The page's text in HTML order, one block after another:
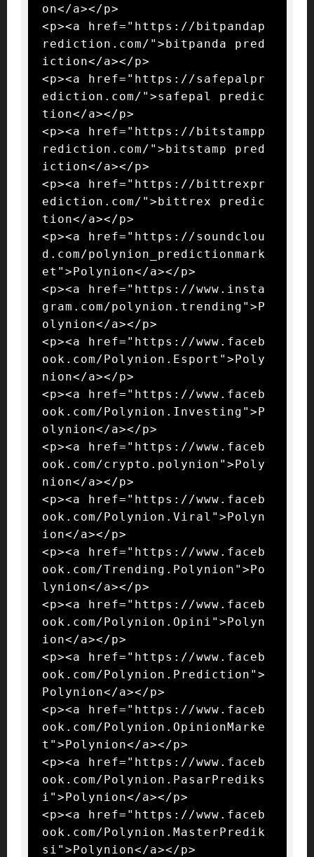
on</a></p>
<p><a href="https://bitpandap
rediction.com/">bitpanda pred
iction</a></p>
<p><a href="https://safepalpr
ediction.com/">safepal predic
tion</a></p>
<p><a href="https://bitstampp
rediction.com/">bitstamp pred
iction</a></p>
<p><a href="https://bittrexpr
ediction.com/">bittrex predic
tion</a></p>
<p><a href="https://soundclou
d.com/polynion_predictionmark
et">Polynion</a></p>
<p><a href="https://www.insta
gram.com/polynion.trending">P
olynion</a></p>
<p><a href="https://www.faceb
ook.com/Polynion.Esport">Poly
nion</a></p>
<p><a href="https://www.faceb
ook.com/Polynion.Investing">P
olynion</a></p>
<p><a href="https://www.faceb
ook.com/crypto.polynion">Poly
nion</a></p>
<p><a href="https://www.faceb
ook.com/Polynion.Viral">Polyn
ion</a></p>
<p><a href="https://www.faceb
ook.com/Trending.Polynion">Po
lynion</a></p>
<p><a href="https://www.faceb
ook.com/Polynion.Opini">Polyn
ion</a></p>
<p><a href="https://www.faceb
ook.com/Polynion.Prediction">
Polynion</a></p>
<p><a href="https://www.faceb
ook.com/Polynion.OpinionMarke
t">Polynion</a></p>
<p><a href="https://www.faceb
ook.com/Polynion.PasarPrediks
i">Polynion</a></p>
<p><a href="https://www.faceb
ook.com/Polynion.MasterPredik
si">Polynion</a></p>